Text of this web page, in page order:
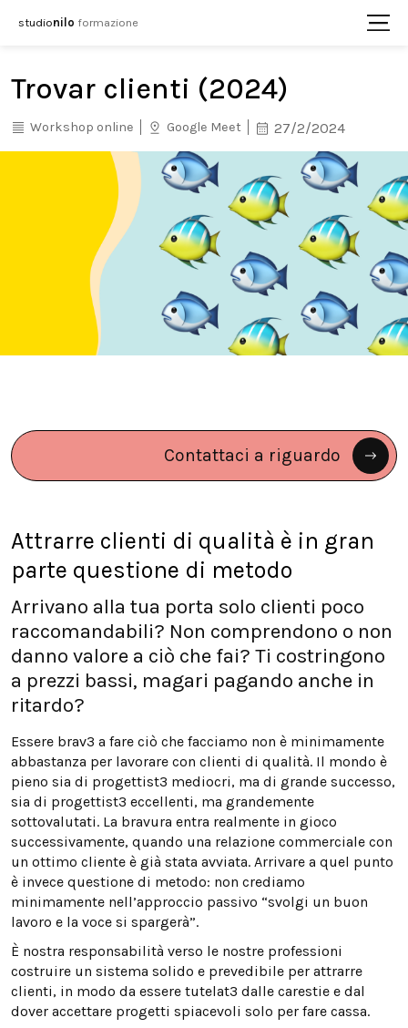
studionilo formazione
Trovar clienti (2024)
Workshop online Google Meet 27/2/2024
Contattaci a riguardo
Attrarre clienti di qualità è in gran
parte questione di metodo
Arrivano alla tua porta solo clienti poco
raccomandabili? Non comprendono o non
danno valore a ciò che fai? Ti costringono
a prezzi bassi, magari pagando anche in
ritardo?
Essere brav3 a fare ciò che facciamo non è minimamente
abbastanza per lavorare con clienti di qualità. Il mondo è
pieno sia di progettist3 mediocri, ma di grande successo,
sia di progettist3 eccellenti, ma grandemente
sottovalutati. La bravura entra realmente in gioco
successivamente, quando una relazione commerciale con
un ottimo cliente è già stata avviata. Arrivare a quel punto
è invece questione di metodo: non crediamo
minimamente nell’approccio passivo “svolgi un buon
lavoro e la voce si spargerà”.
È nostra responsabilità verso le nostre professioni
costruire un sistema solido e prevedibile per attrarre
clienti, in modo da essere tutelat3 dalle carestie e dal
dover accettare progetti spiacevoli solo per fare cassa.